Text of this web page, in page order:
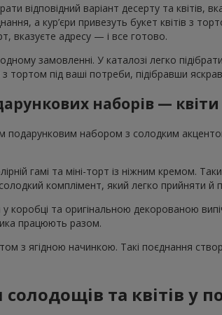
відповідний варіант десерту та квітів,
а кур’єри привезуть букет квітів з
вказуєте адресу — і все готово.
замовленні. У каталозі легко
тортом під ваші потреби, підібравши
наборів — квіти
подарунковим набором з солодким
гамі та міні-торт із ніжним кремом.
комплімент, який легко прийняти й
коробці та оригінальною декорованою
працюють разом.
з ягідною начинкою. Такі поєднання
та квітів у